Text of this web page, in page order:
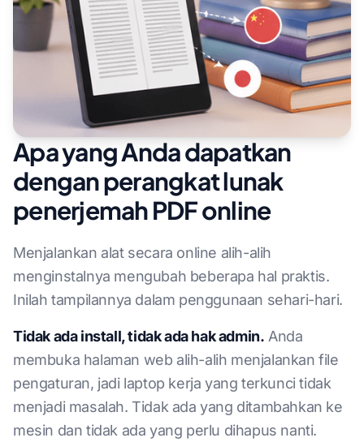
Apa yang Anda dapatkan
dengan perangkat lunak
penerjemah PDF online
Menjalankan alat secara online alih-alih
menginstalnya mengubah beberapa hal praktis.
Inilah tampilannya dalam penggunaan sehari-hari.
Tidak ada install, tidak ada hak admin. Anda
membuka halaman web alih-alih menjalankan file
pengaturan, jadi laptop kerja yang terkunci tidak
menjadi masalah. Tidak ada yang ditambahkan ke
mesin dan tidak ada yang perlu dihapus nanti.